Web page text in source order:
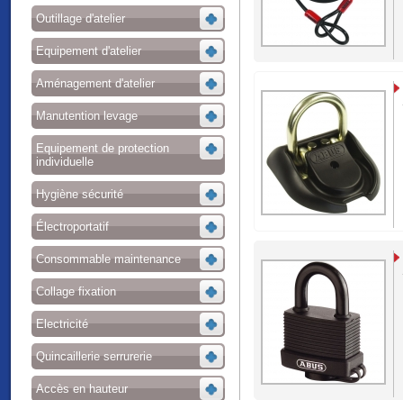
Outillage d'atelier
Equipement d'atelier
Aménagement d'atelier
Manutention levage
Equipement de protection
individuelle
Hygiène sécurité
Électroportatif
Consommable maintenance
Collage fixation
Electricité
Quincaillerie serrurerie
Accès en hauteur